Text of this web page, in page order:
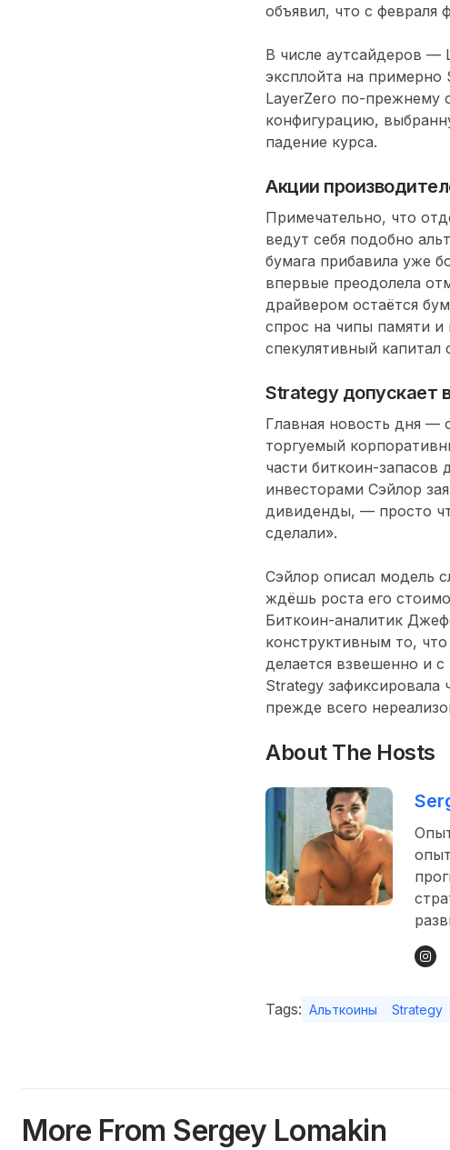
объявил, что с февраля
В числе аутсайдеров —
эксплойта на примерно
LayerZero по-прежнему
конфигурацию,
падение курса.
Акции
Примечательно, что
ведут себя подобно
бумага прибавила уже
впервые преодолела
драйвером остаётся
спрос на чипы памяти
спекулятивный капитал
Strategy допускает
Главная новость дня —
торгуемый
части биткоин-запасов
инвесторами Сэйлор
дивиденды, — просто
сделали».
Сэйлор описал модель
ждёшь роста его
Биткоин-аналитик
конструктивным то,
делается взвешенно и
Strategy зафиксировала
прежде всего
About The Hosts
Tags: Альткоины Strategy
More From Sergey Lomakin